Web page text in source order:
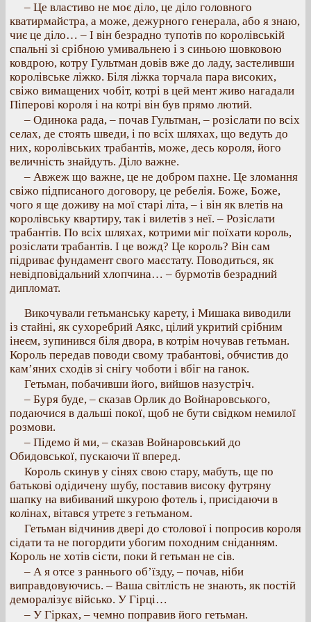
– Це властиво не моє діло, це діло головного
кватирмайстра, а може, дежурного генерала, або я знаю,
чиє це діло… – І він безрадно тупотів по королівській
спальні зі срібною умивальнею і з синьою шовковою
ковдрою, котру Гультман довів вже до ладу, застеливши
королівське ліжко. Біля ліжка торчала пара високих,
свіжо вимащених чобіт, котрі в цей мент живо нагадали
Піперові короля і на котрі він був прямо лютий.
– Одинока рада, – почав Гультман, – розіслати по всіх
селах, де стоять шведи, і по всіх шляхах, що ведуть до
них, королівських трабантів, може, десь короля, його
величність знайдуть. Діло важне.
– Авжеж що важне, це не добром пахне. Це зломання
свіжо підписаного договору, це ребелія. Боже, Боже,
чого я ще доживу на мої старі літа, – і він як влетів на
королівську квартиру, так і вилетів з неї. – Розіслати
трабантів. По всіх шляхах, котрими міг поїхати король,
розіслати трабантів. І це вожд? Це король? Він сам
підриває фундамент свого маєстату. Поводиться, як
невідповідальний хлопчина… – бурмотів безрадний
дипломат.
Викочували гетьманську карету, і Мишака виводили
із стайні, як сухоребрий Аякс, цілий укритий срібним
інеєм, зупинився біля двора, в котрім ночував гетьман.
Король передав поводи свому трабантові, обчистив до
кам’яних сходів зі снігу чоботи і вбіг на ганок.
Гетьман, побачивши його, вийшов назустріч.
– Буря буде, – сказав Орлик до Войнаровського,
подаючися в дальші покої, щоб не бути свідком немилої
розмови.
– Підемо й ми, – сказав Войнаровський до
Обидовської, пускаючи її вперед.
Король скинув у сінях свою стару, мабуть, ще по
батькові одідичену шубу, поставив високу футряну
шапку на вибиваний шкурою фотель і, присідаючи в
колінах, вітався утретє з гетьманом.
Гетьман відчинив двері до столової і попросив короля
сідати та не погордити убогим походним сніданням.
Король не хотів сісти, поки й гетьман не сів.
– А я отсе з раннього об’їзду, – почав, ніби
виправдовуючись. – Ваша світлість не знають, як постій
деморалізує військо. У Гірці…
– У Гірках, – чемно поправив його гетьман.